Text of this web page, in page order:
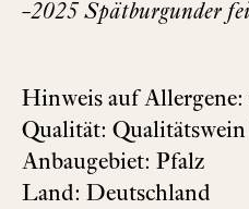
-2025 Spätburgunder
Hinweis auf
Qualität: Qualitätswein
Anbaugebiet: Pfalz
Land: Deutschland